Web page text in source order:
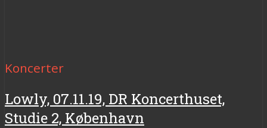
Koncerter
Lowly, 07.11.19, DR Koncerthuset,
Studie 2, København